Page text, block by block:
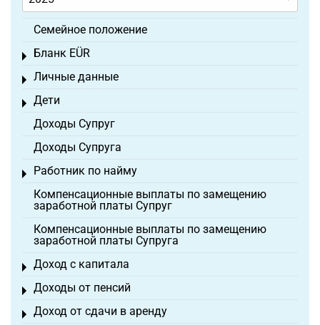
Семейное положение
Бланк EÜR
Toggle menu
Личные данные
Toggle menu
Дети
Toggle menu
Доходы Супруг
Доходы Супруга
Работник по найму
Toggle menu
Компенсационные выплаты по замещению
заработной платы Супруг
Компенсационные выплаты по замещению
заработной платы Супруга
Доход с капитала
Toggle menu
Доходы от пенсий
Toggle menu
Доход от сдачи в аренду
Toggle menu